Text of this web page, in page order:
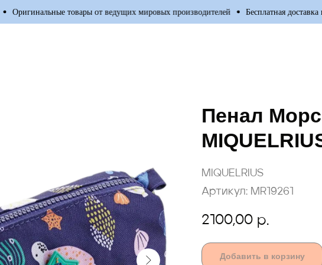
Оригинальные товары от ведущих мировых производителей Бесплатная доставка по
Пенал
MIQUELRIUS
Артикул: MR19261
2100,00 р.
Добавить в корзину